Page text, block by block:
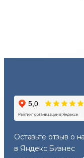
Оставьте отзыв о
в Яндекс.Бизнес